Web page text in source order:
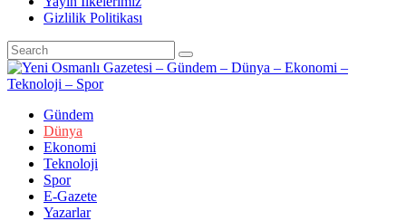
Gizlilik Politikası
Gündem
Dünya
Ekonomi
Teknoloji
Spor
E-Gazete
Yazarlar